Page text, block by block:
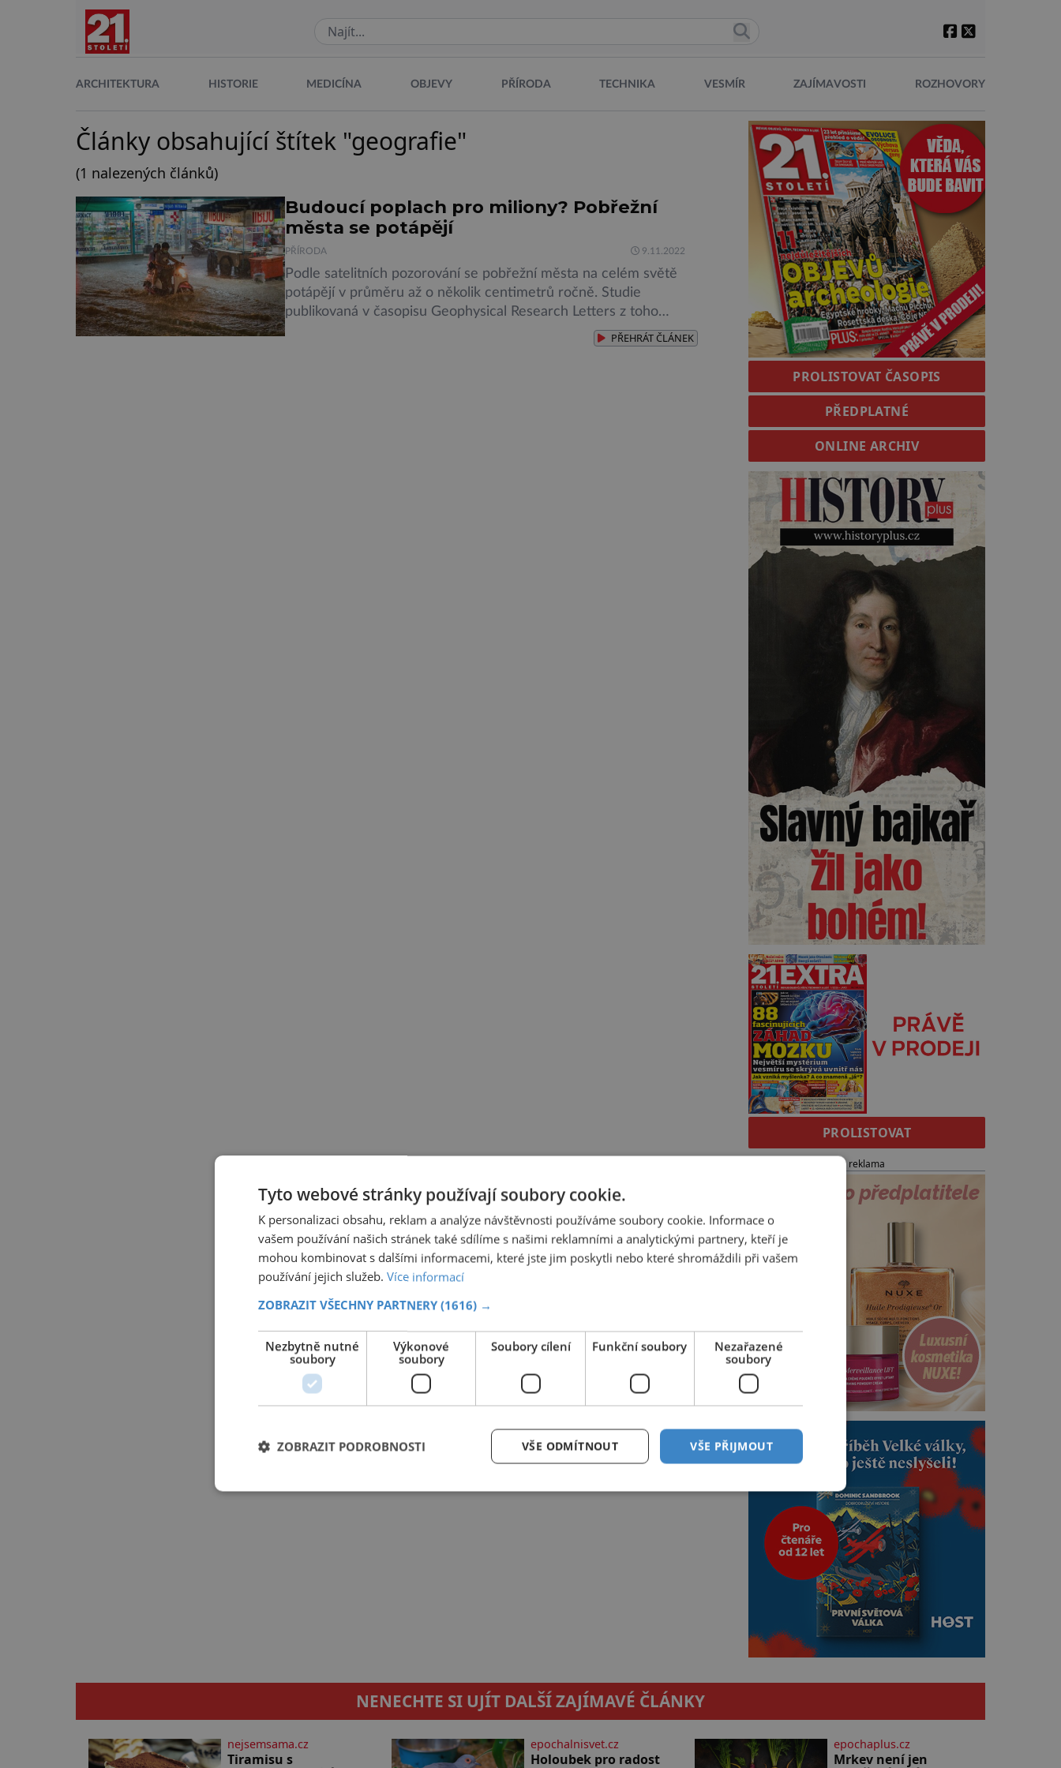
ARCHITEKTURA HISTORIE MEDICÍNA OBJEVY PŘÍRODA TECHNIKA VESMÍR ZAJÍMAVOSTI ROZHOVORY
Články obsahující štítek "geografie"
(1 nalezených článků)
Budoucí poplach pro miliony? Pobřežní
města se potápějí
PŘÍRODA 9.11.2022
Podle satelitních pozorování se pobřežní města na celém světě
potápějí v průměru až o několik centimetrů ročně. Studie
publikovaná v časopisu Geophysical Research Letters z toho
vyvodila, že jsou tyto pobřežní oblasti ohroženy záplavami více,
než se dosud předpokládalo. Matt Wei, vědec zabývající se
PŘEHRÁTČLÁNEK
PROLISTOVAT ČASOPIS
PŘEDPLATNÉ
ONLINE ARCHIV
PROLISTOVAT
reklama
NENECHTE SI UJÍT DALŠÍ ZAJÍMAVÉ ČLÁNKY
nejsemsama.cz
Tiramisu s
epochalnisvet.cz
Holoubek pro radost
epochaplus.cz
Mrkev není jen
Tyto webové stránky používají soubory cookie.
K personalizaci obsahu, reklam a analýze návštěvnosti používáme soubory cookie. Informace o
vašem používání našich stránek také sdílíme s našimi reklamními a analytickými partnery, kteří je
mohou kombinovat s dalšími informacemi, které jste jim poskytli nebo které shromáždili při vašem
používání jejich služeb. Více informací
ZOBRAZIT VŠECHNY PARTNERY (1616) →
Nezbytně nutné
soubory
Výkonové
soubory
Soubory cílení Funkční soubory
Nezařazené
soubory
VŠE PŘIJMOUT
VŠE ODMÍTNOUT
ZOBRAZIT PODROBNOSTI